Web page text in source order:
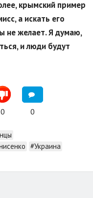
крымский пример
а искать его
не желает. Я думаю,
и люди будут
0 0
#Украина